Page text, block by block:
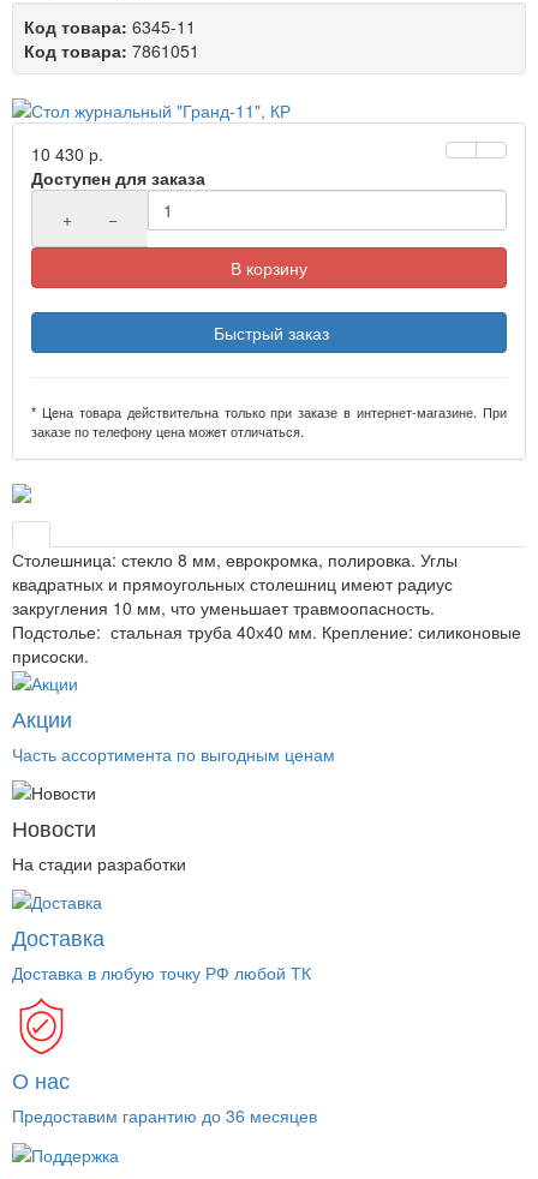
Код товара: 6345-11
Код товара: 7861051
10 430 р.
Доступен для заказа
+
−
В корзину
Быстрый заказ
* Цена товара действительна только при заказе в интернет-магазине. При
заказе по телефону цена может отличаться.
Столешница: стекло 8 мм, еврокромка, полировка. Углы
квадратных и прямоугольных столешниц имеют радиус
закругления 10 мм, что уменьшает травмоопасность.
Подстолье: стальная труба 40х40 мм. Крепление: силиконовые
присоски.
Акции
Часть ассортимента по выгодным ценам
Новости
На стадии разработки
Доставка
Доставка в любую точку РФ любой ТК
О нас
Предоставим гарантию до 36 месяцев